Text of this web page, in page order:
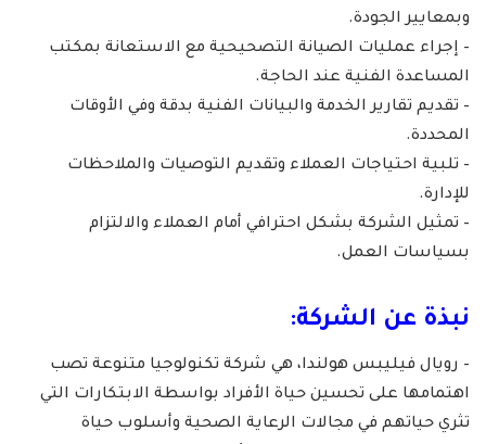
وبمعايير الجودة.
– إجراء عمليات الصيانة التصحيحية مع الاستعانة بمكتب
المساعدة الفنية عند الحاجة.
– تقديم تقارير الخدمة والبيانات الفنية بدقة وفي الأوقات
المحددة.
– تلبية احتياجات العملاء وتقديم التوصيات والملاحظات
للإدارة.
– تمثيل الشركة بشكل احترافي أمام العملاء والالتزام
بسياسات العمل.
نبذة عن الشركة:
– رويال فيليبس هولندا، هي شركة تكنولوجيا متنوعة تصب
اهتمامها على تحسين حياة الأفراد بواسطة الابتكارات التي
تثري حياتهم في مجالات الرعاية الصحية وأسلوب حياة